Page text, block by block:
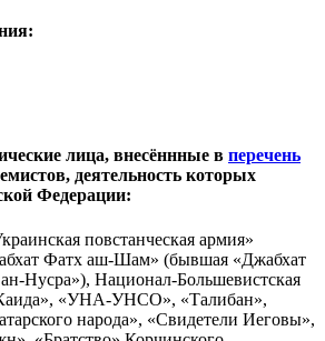
лица, внесённные в перечень
деятельность которых
Федерации:
повстанческая армия»
Фатх аш-Шам» (бывшая «Джабхат
Нусра»), Национал-Большевистская
«УНА-УНСО», «Талибан»,
народа», «Свидетели Иеговы»,